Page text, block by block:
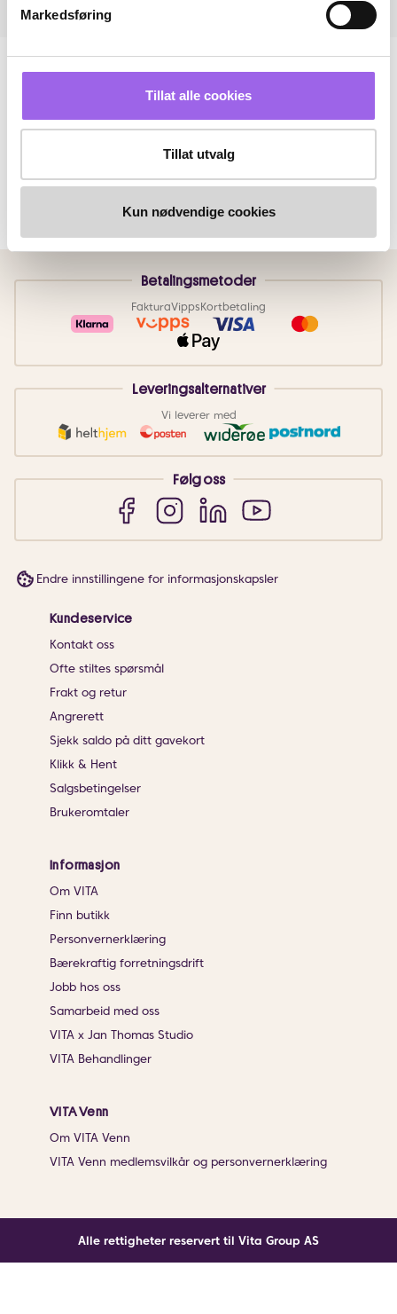
Markedsføring
Tillat alle cookies
Tillat utvalg
Kun nødvendige cookies
Betalingsmetoder
FakturaVippsKortbetaling
Leveringsalternativer
Vi leverer med
Følg oss
Endre innstillingene for informasjonskapsler
Kundeservice
Kontakt oss
Ofte stiltes spørsmål
Frakt og retur
Angrerett
Sjekk saldo på ditt gavekort
Klikk & Hent
Salgsbetingelser
Brukeromtaler
Informasjon
Om VITA
Finn butikk
Personvernerklæring
Bærekraftig forretningsdrift
Jobb hos oss
Samarbeid med oss
VITA x Jan Thomas Studio
VITA Behandlinger
VITA Venn
Om VITA Venn
VITA Venn medlemsvilkår og personvernerklæring
Alle rettigheter reservert til Vita Group AS